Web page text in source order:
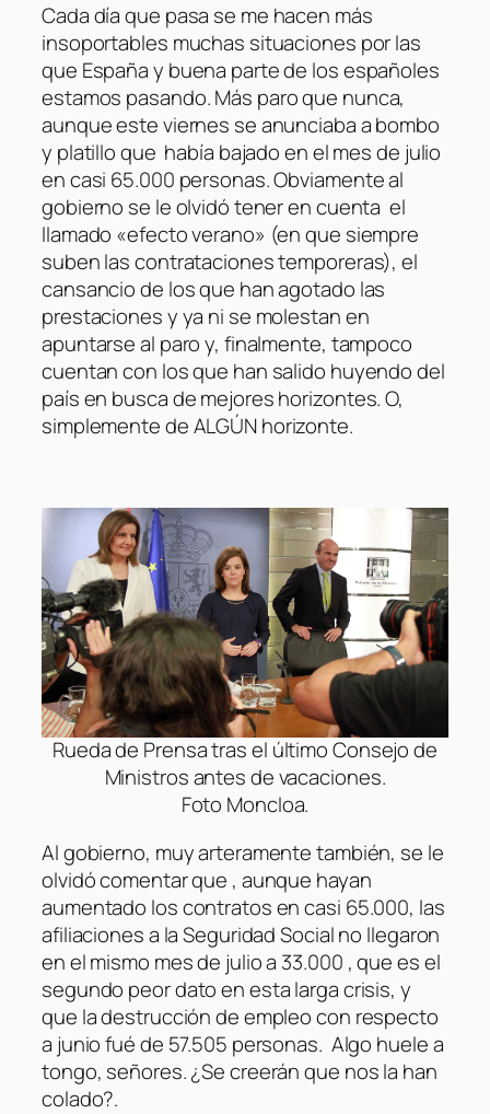
Cada día que pasa se me hacen más
insoportables muchas situaciones por las
que España y buena parte de los españoles
estamos pasando. Más paro que nunca,
aunque este viernes se anunciaba a bombo
y platillo que había bajado en el mes de julio
en casi 65.000 personas. Obviamente al
gobierno se le olvidó tener en cuenta el
llamado «efecto verano» (en que siempre
suben las contrataciones temporeras), el
cansancio de los que han agotado las
prestaciones y ya ni se molestan en
apuntarse al paro y, finalmente, tampoco
cuentan con los que han salido huyendo del
país en busca de mejores horizontes. O,
simplemente de ALGÚN horizonte.
Rueda de Prensa tras el último Consejo de
Ministros antes de vacaciones.
Foto Moncloa.
Al gobierno, muy arteramente también, se le
olvidó comentar que , aunque hayan
aumentado los contratos en casi 65.000, las
afiliaciones a la Seguridad Social no llegaron
en el mismo mes de julio a 33.000 , que es el
segundo peor dato en esta larga crisis, y
que la destrucción de empleo con respecto
a junio fué de 57.505 personas. Algo huele a
tongo, señores. ¿Se creerán que nos la han
colado?.